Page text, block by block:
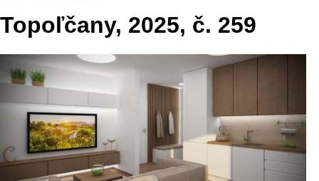
Topoľčany, 2025, č. 259